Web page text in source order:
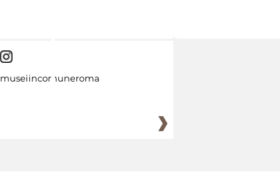
museiincomuneroma